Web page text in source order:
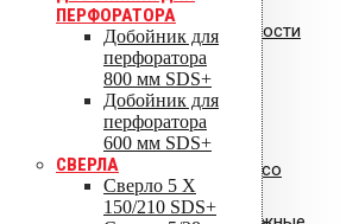
ПЕРФОРАТОРА
Добойник для
перфоратора
800 мм SDS+
Добойник для
перфоратора
600 мм SDS+
СВЕРЛА
Сверло 5 X
150/210 SDS+
Сертификат пожарной безопасности
на уплотнители из резины
Сертификат соответствия Croco